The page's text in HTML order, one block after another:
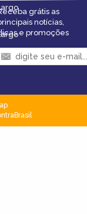
grátis as
notícias,
e promoções